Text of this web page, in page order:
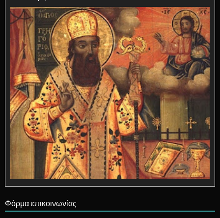
Φόρμα επικοινωνίας